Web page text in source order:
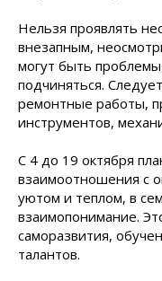
Нельзя проявлять
внезапным,
могут быть
подчиняться.
ремонтные работы,
инструментов,
С 4 до 19 октября
взаимоотношения с
уютом и теплом, в
взаимопонимание.
саморазвития,
талантов.